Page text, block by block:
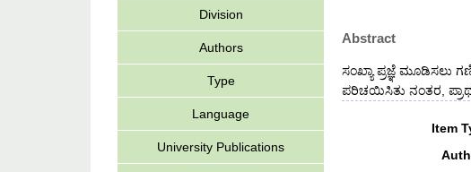
Division
Authors
Type
Language
University Publications
Abstract
ಸಂಖ್ಯಾ ಪ್ರಜ್ಞೆ ಮೂಡಿಸಲು
ಪರಿಚಯಿಸಿತು ನಂತರ,
Item